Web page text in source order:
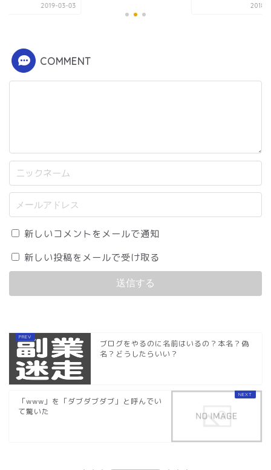
2019-03-03 2018-
COMMENT
新しいコメントをメールで通知
新しい投稿をメールで受け取る
ブログをやるのに名前はいるの？本名？偽
名？どうしたらいい？
「www」を「ダブダブダブ」と呼んでい
て驚いた